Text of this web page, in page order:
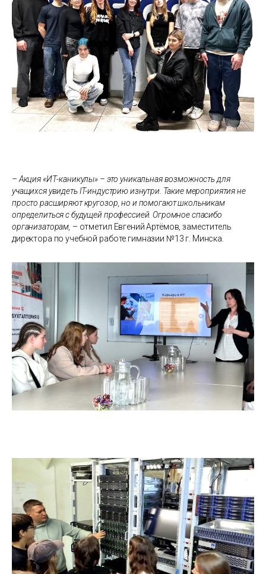
– Акция «ИТ-каникулы» – это уникальная возможность для
учащихся увидеть IT-индустрию изнутри. Такие мероприятия не
просто расширяют кругозор, но и помогают школьникам
определиться с будущей профессией. Огромное спасибо
организаторам, – отметил Евгений Артёмов, заместитель
директора по учебной работе гимназии №13 г. Минска.